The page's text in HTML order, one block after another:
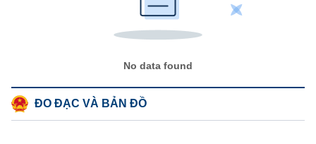
No data found
ĐO ĐẠC VÀ BẢN ĐỒ